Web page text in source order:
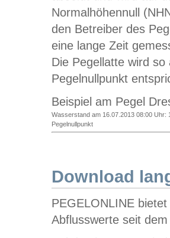
Normalhöhennull
den Betreiber des
eine lange Zeit
Die Pegellatte wird
Pegelnullpunkt
Beispiel am Pegel
Wasserstand am 16.07.2013 08:00 Uhr:
Pegelnullpunkt
Download
PEGELONLINE
Abflusswerte seit